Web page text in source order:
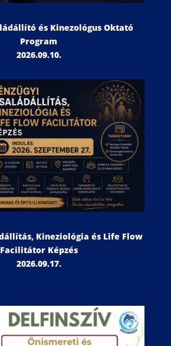
és Kinezológus Oktató
Program
2026.09.10.
Kineziológia és Life Flow
Facilitátor Képzés
2026.09.17.